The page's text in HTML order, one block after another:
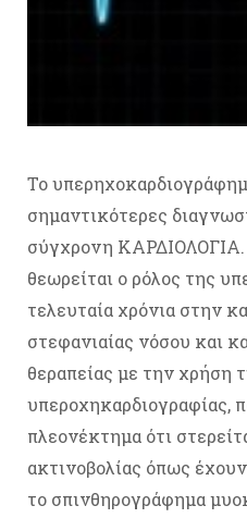
Το
σημαντικότερες
σύγχρονη ΚΑΡΔΙΟΛΟΓΙΑ.
θεωρείται ο ρόλος της
τελευταία χρόνια στην
στεφανιαίας νόσου και
θεραπείας με την χρήση
υπεροχηκαρδιογραφίας,
πλεονέκτημα ότι
ακτινοβολίας όπως
το σπινθηρογράφημα